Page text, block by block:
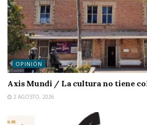
OPINIÓN
Axis Mundi / La cultura no tiene
2 AGOSTO, 2026